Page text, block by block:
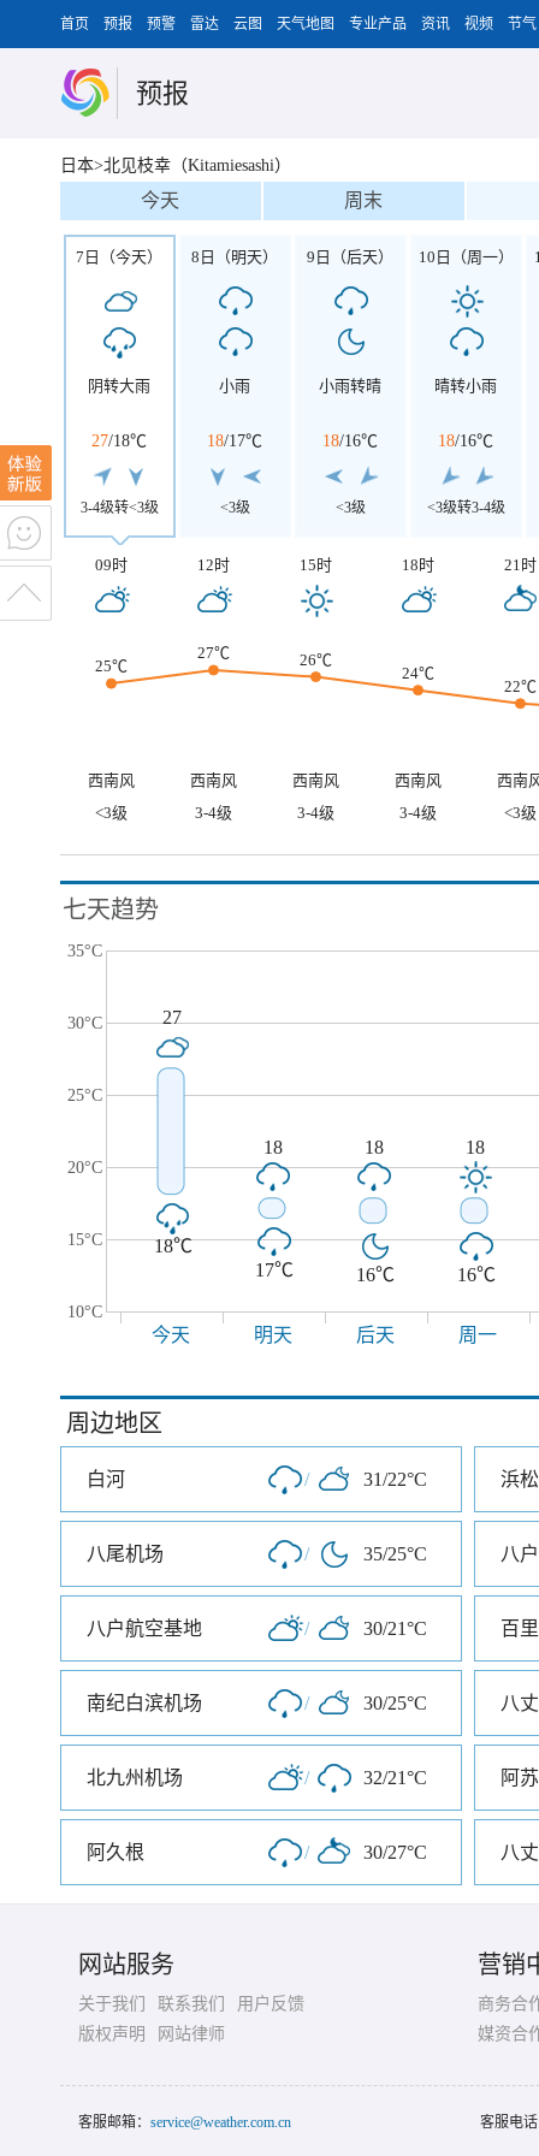
首页 预报 预警 雷达 云图 天气地图 专业产品 资讯 视频 节气
预报
日本>北见枝幸（Kitamiesashi）
今天 周末
7日（今天）
阴转大雨
27/18℃
3-4级转<3级
8日（明天）
小雨
18/17℃
<3级
9日（后天）
小雨转晴
18/16℃
<3级
10日（周一）
晴转小雨
18/16℃
<3级转3-4级
09时 12时 15时 18时 21时
25℃
27℃ 26℃
24℃
22℃
西南风 西南风 西南风 西南风
西南
<3级
3-4级 3-4级 3-4级 <3级
七天趋势
35°C
30°C
25°C
20°C
15°C
10°C
27
18℃
18
17℃
18
16℃
18
16℃
今天 明天 后天 周一
周边地区
白河 / 31/22°C 浜
八尾机场 / 35/25°C 八户
八户航空基地 / 30/21°C 百
南纪白滨机场 / 30/25°C 八
北九州机场 / 32/21°C 阿
阿久根 / 30/27°C 八
网站服务
关于我们 联系我们
用户反馈
版权声明
网站律师
营销
商务合
媒资合
客服邮箱： service@weather.com.cn 客服电